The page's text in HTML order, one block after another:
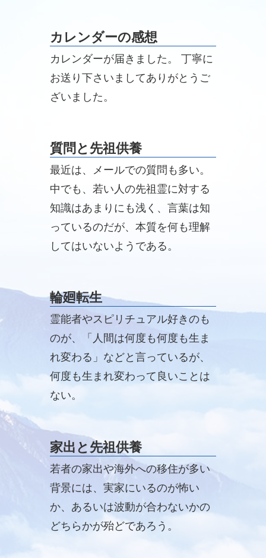
カレンダーの感想
カレンダーが届きました。 丁寧に
お送り下さいましてありがとうご
ざいました。
質問と先祖供養
最近は、メールでの質問も多い。
中でも、若い人の先祖霊に対する
知識はあまりにも浅く、言葉は知
っているのだが、本質を何も理解
してはいないようである。
輪廻転生
霊能者やスピリチュアル好きのも
のが、「人間は何度も何度も生ま
れ変わる」などと言っているが、
何度も生まれ変わって良いことは
ない。
家出と先祖供養
若者の家出や海外への移住が多い
背景には、実家にいるのが怖い
か、あるいは波動が合わないかの
どちらかが殆どであろう。